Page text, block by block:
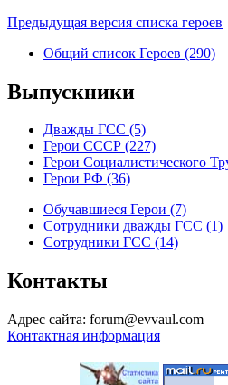
Предыдущая версия списка героев
Общий список Героев (290)
Выпускники
Дважды ГСС (5)
Герои СССР (227)
Герои Социалистического
Герои РФ (36)
Обучавшиеся Герои (7)
Сотрудники дважды ГСС (1)
Сотрудники ГСС (14)
Контакты
Адрес сайта: forum@evvaul.com
Контактная информация